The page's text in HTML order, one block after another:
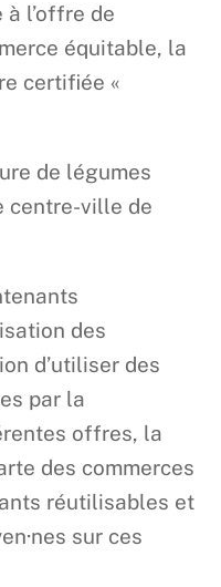
à l’offre de
équitable, la
certifiée «
de légumes
centre-ville de
des
d’utiliser des
par la
offres, la
des commerces
réutilisables et
sur ces